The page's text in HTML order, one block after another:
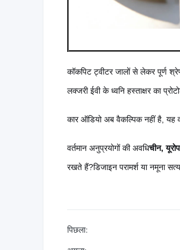
कॉकपिट ट्वीटर जालों से लेकर पूर्ण
लक्जरी ईवी के ध्वनि हस्ताक्षर का
कार ऑडियो अब वैकल्पिक नहीं है, यह
वर्तमान अनुप्रयोगों की अवधिचीन,
रखते हैं?डिजाइन परामर्श या नमूना
पिछला: